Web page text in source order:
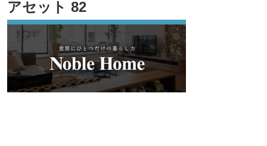
アセット 82